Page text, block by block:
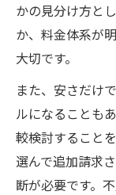
かの見分け方と
か、料金体系が
大切です。
また、安さだけ
ルになることも
較検討すること
選んで追加請求
断が必要です。